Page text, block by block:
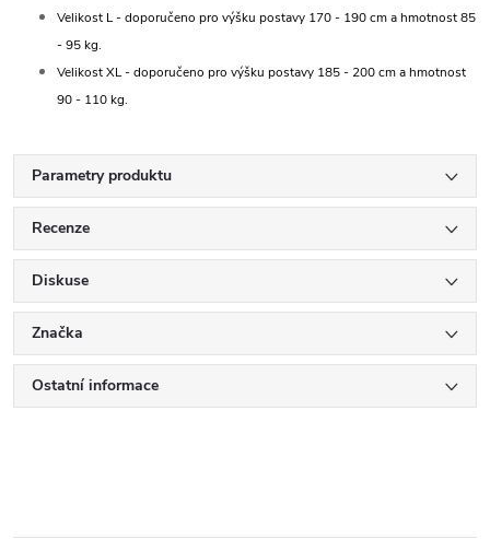
Velikost L - doporučeno pro výšku postavy 170 - 190 cm a hmotnost 85
- 95 kg.
Velikost XL - doporučeno pro výšku postavy 185 - 200 cm a hmotnost
90 - 110 kg.
Parametry produktu
Recenze
Diskuse
Značka
Ostatní informace